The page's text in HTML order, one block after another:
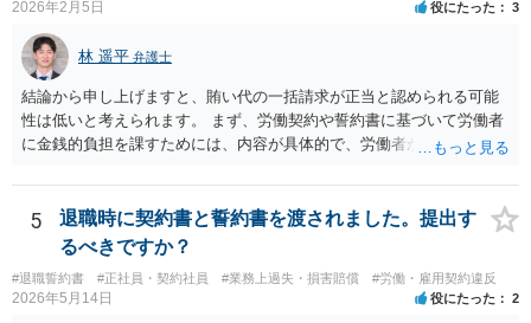
ても、やらなくても、結局は労働契約法第16条の要件を満たさない限
り解雇はできないので、PIPは説得材料に用いられるにすぎず、結局は
パッケージの額と労働者の退職意思で決まるのです。IBM事件、ブル
ームバーグ事件など、有名な外資系企業での解雇事件の裁判例で、PIP
後の解雇が無効とされた例は珍しくありません。 他方、期限までにパ
ッケージを受け入れないと内容がダウンするというのは、会社側が一
般的に使うロジックです。そうしないと労働者側がいつまでも受諾を
延期しかねないからです。しかし、会社側はパッケージの金額を下げ
れば労働者が退職を拒む方向に働き、雇用継続しなければいけなくな
るので、ダウンするというロジックを本音ではなく駆け引きで使用し
ている可能性が高いです。４か月というのは、一般的な初回提示とし
ては低すぎず、高すぎずという水準ですので、本音ではこれで最終決
着したいと考えている可能性が高いと思います。 ではどうすればいい
2026年2月5日 役にたった 3
林 遥平 弁護士
結論から申し上げますと、賄い代の一括請求が正当と認められる可能
性は低いと考えられます。 まず、労働契約や誓約書に基づいて労働者
に金銭的負担を課すためには、内容が具体的で、労働者が事前に十分
り、賄い1回あたりの金額が事前に明示されておらず、「現物支給品」
の具体的内容や返還方法について説明がなく、給与明細にも賄い代や
現物支給としての記載がないといった点があり、どのような義務が生
じるのかが不明確です。このような条項を根拠に、退職時にまとめて
賄い代を請求することは、契約として有効とは言い難いと思います。
また、賄いが日常的に提供されていた場合、それは福利厚生の一環や
5
退職時に契約書と誓約書を渡されました。提出す
るべきですか？
#退職誓約書 #正社員・契約社員 #業務上過失・損害賠償 #労働・雇用契約違反
2026年5月14日 役にたった 2